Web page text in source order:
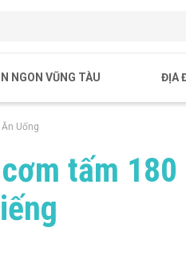
NGON VŨNG TÀU ĐỊA
Uống
tấm 180